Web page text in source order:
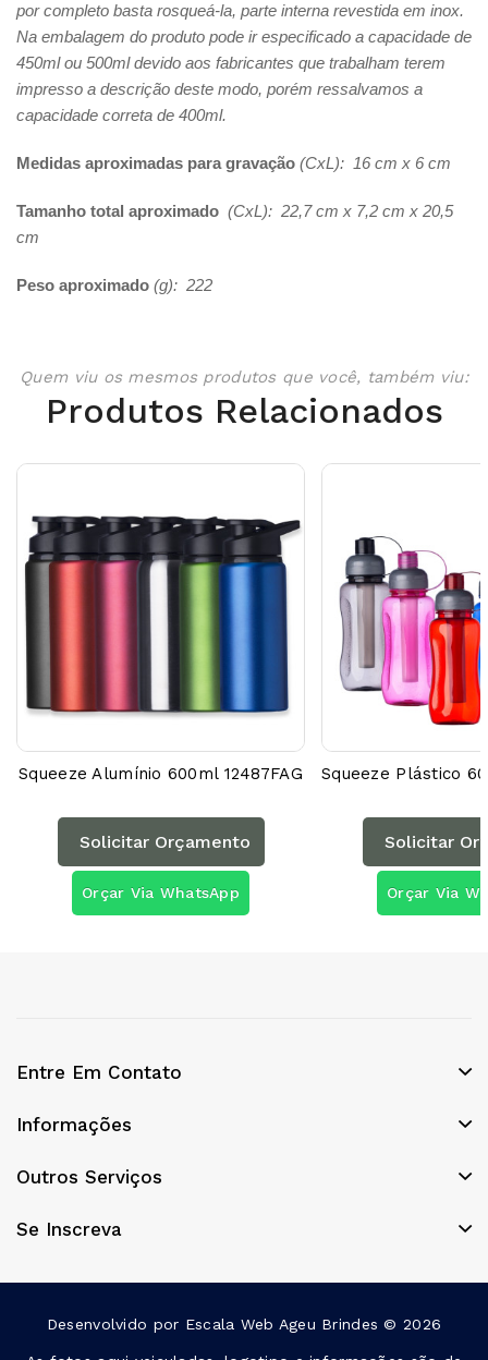
por completo basta rosqueá-la, parte interna revestida em inox.
Na embalagem do produto pode ir especificado a capacidade de
450ml ou 500ml devido aos fabricantes que trabalham terem
impresso a descrição deste modo, porém ressalvamos a
capacidade correta de 400ml.
Medidas aproximadas para gravação (CxL): 16 cm x 6 cm
Tamanho total aproximado (CxL): 22,7 cm x 7,2 cm x 20,5
cm
Peso aproximado (g): 222
Quem viu os mesmos produtos que você, também viu:
Produtos Relacionados
Squeeze Alumínio 600ml 12487FAG
Solicitar Orçamento
Orçar Via WhatsApp
Solicitar
Orçar Via
Entre Em Contato
Informações
Outros Serviços
Se Inscreva
Desenvolvido por Escala Web Ageu Brindes © 2026